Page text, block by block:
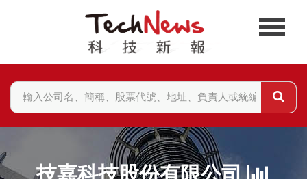
技嘉科技股份有限公司